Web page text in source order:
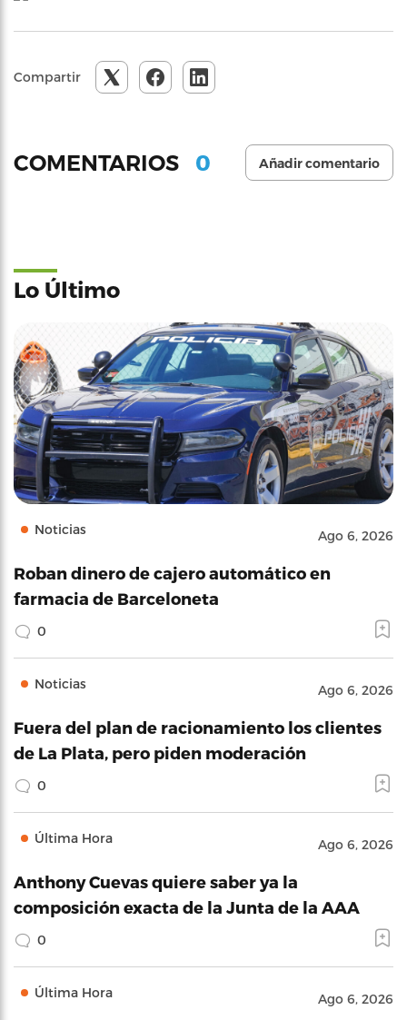
Compartir
COMENTARIOS 0 Añadir comentario
Lo Último
Noticias Ago 6, 2026
Roban dinero de cajero automático en
farmacia de Barceloneta
0
Noticias Ago 6, 2026
Fuera del plan de racionamiento los clientes
de La Plata, pero piden moderación
0
Última Hora Ago 6, 2026
Anthony Cuevas quiere saber ya la
composición exacta de la Junta de la AAA
0
Última Hora Ago 6, 2026